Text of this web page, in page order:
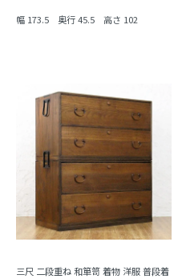
幅 173.5 奥行 45.5 高さ 102
三尺 二段重ね 和箪笥 着物 洋服 普段着